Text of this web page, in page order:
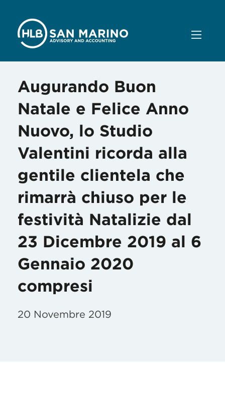
Augurando Buon
Natale e Felice Anno
Nuovo, lo Studio
Valentini ricorda alla
gentile clientela che
rimarrà chiuso per le
festività Natalizie dal
23 Dicembre 2019 al 6
Gennaio 2020
compresi
20 Novembre 2019